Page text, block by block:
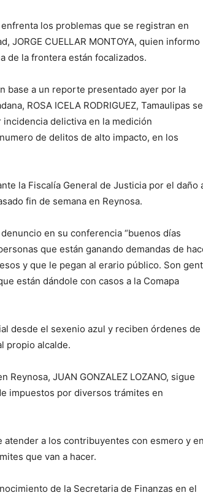
los problemas que se registran en
CUELLAR MONTOYA, quien informo
de la frontera están focalizados.
base a un reporte presentado ayer por la
ROSA ICELA RODRIGUEZ, Tamaulipas se
delictiva en la medición
de delitos de alto impacto, en los
la Fiscalía General de Justicia por el daño
fin de semana en Reynosa.
en su conferencia “buenos días
que están ganando demandas de
y que le pegan al erario público. Son
están dándole con casos a la Comapa
desde el sexenio azul y reciben órdenes de
propio alcalde.
JUAN GONZALEZ LOZANO, sigue
impuestos por diversos trámites en
a los contribuyentes con esmero y en
que van a hacer.
de la Secretaria de Finanzas en el